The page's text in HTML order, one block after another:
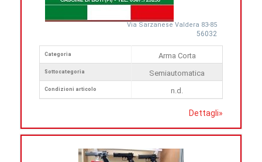
Via Sarzanese Valdera 83-85
56032
Categoria
Sottocategoria
Condizioni articolo
Arma Corta
Semiautomatica
n.d.
Dettagli»